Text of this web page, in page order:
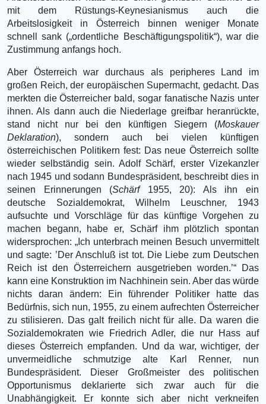
mit dem Rüstungs-Keynesianismus auch die
Arbeitslosigkeit in Österreich binnen weniger Monate
schnell sank („ordentliche Beschäftigungspolitik“), war die
Zustimmung anfangs hoch.
Aber Österreich war durchaus als peripheres Land im
großen Reich, der europäischen Supermacht, gedacht. Das
merkten die Österreicher bald, sogar fanatische Nazis unter
ihnen. Als dann auch die Niederlage greifbar heranrückte,
stand nicht nur bei den künftigen Siegern (Moskauer
Deklaration), sondern auch bei vielen künftigen
österreichischen Politikern fest: Das neue Österreich sollte
wieder selbständig sein. Adolf Schärf, erster Vizekanzler
nach 1945 und sodann Bundespräsident, beschreibt dies in
seinen Erinnerungen (Schärf1955, 20): Als ihn ein
deutsche Sozialdemokrat, Wilhelm Leuschner, 1943
aufsuchte und Vorschläge für das künftige Vorgehen zu
machen begann, habe er, Schärf ihm plötzlich spontan
widersprochen: „Ich unterbrach meinen Besuch unvermittelt
und sagte: ’Der Anschluß ist tot. Die Liebe zum Deutschen
Reich ist den Österreichern ausgetrieben worden.’“ Das
kann eine Konstruktion im Nachhinein sein. Aber das würde
nichts daran ändern: Ein führender Politiker hatte das
Bedürfnis, sich nun, 1955, zu einem aufrechten Österreicher
zu stilisieren. Das galt freilich nicht für alle. Da waren die
Sozialdemokraten wie Friedrich Adler, die nur Hass auf
dieses Österreich empfanden. Und da war, wichtiger, der
unvermeidliche schmutzige alte Karl Renner, nun
Bundespräsident. Dieser Großmeister des politischen
Opportunismus deklarierte sich zwar auch für die
Unabhängigkeit. Er konnte sich aber nicht verkneifen